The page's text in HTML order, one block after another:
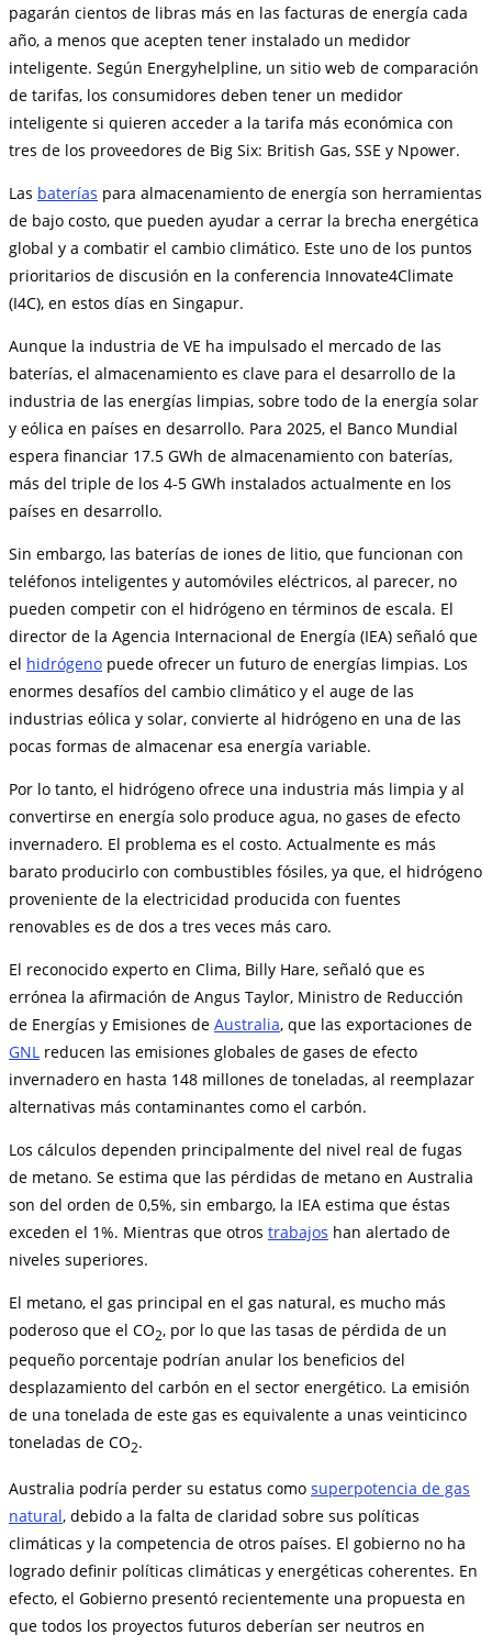
pagarán cientos de libras más en las facturas de energía cada
año, a menos que acepten tener instalado un medidor
inteligente. Según Energyhelpline, un sitio web de comparación
de tarifas, los consumidores deben tener un medidor
inteligente si quieren acceder a la tarifa más económica con
tres de los proveedores de Big Six: British Gas, SSE y Npower.
Las baterías para almacenamiento de energía son herramientas
de bajo costo, que pueden ayudar a cerrar la brecha energética
global y a combatir el cambio climático. Este uno de los puntos
prioritarios de discusión en la conferencia Innovate4Climate
(I4C), en estos días en Singapur.
Aunque la industria de VE ha impulsado el mercado de las
baterías, el almacenamiento es clave para el desarrollo de la
industria de las energías limpias, sobre todo de la energía solar
y eólica en países en desarrollo. Para 2025, el Banco Mundial
espera financiar 17.5 GWh de almacenamiento con baterías,
más del triple de los 4-5 GWh instalados actualmente en los
países en desarrollo.
Sin embargo, las baterías de iones de litio, que funcionan con
teléfonos inteligentes y automóviles eléctricos, al parecer, no
pueden competir con el hidrógeno en términos de escala. El
director de la Agencia Internacional de Energía (IEA) señaló que
el hidrógeno puede ofrecer un futuro de energías limpias. Los
enormes desafíos del cambio climático y el auge de las
industrias eólica y solar, convierte al hidrógeno en una de las
pocas formas de almacenar esa energía variable.
Por lo tanto, el hidrógeno ofrece una industria más limpia y al
convertirse en energía solo produce agua, no gases de efecto
invernadero. El problema es el costo. Actualmente es más
barato producirlo con combustibles fósiles, ya que, el hidrógeno
proveniente de la electricidad producida con fuentes
renovables es de dos a tres veces más caro.
El reconocido experto en Clima, Billy Hare, señaló que es
errónea la afirmación de Angus Taylor, Ministro de Reducción
de Energías y Emisiones de Australia, que las exportaciones de
GNL reducen las emisiones globales de gases de efecto
invernadero en hasta 148 millones de toneladas, al reemplazar
alternativas más contaminantes como el carbón.
Los cálculos dependen principalmente del nivel real de fugas
de metano. Se estima que las pérdidas de metano en Australia
son del orden de 0,5%, sin embargo, la IEA estima que éstas
exceden el 1%. Mientras que otros trabajos han alertado de
niveles superiores.
El metano, el gas principal en el gas natural, es mucho más
poderoso que el CO2, por lo que las tasas de pérdida de un
pequeño porcentaje podrían anular los beneficios del
desplazamiento del carbón en el sector energético. La emisión
de una tonelada de este gas es equivalente a unas veinticinco
toneladas de CO2.
Australia podría perder su estatus como superpotencia de gas
natural, debido a la falta de claridad sobre sus políticas
climáticas y la competencia de otros países. El gobierno no ha
logrado definir políticas climáticas y energéticas coherentes. En
efecto, el Gobierno presentó recientemente una propuesta en
que todos los proyectos futuros deberían ser neutros en